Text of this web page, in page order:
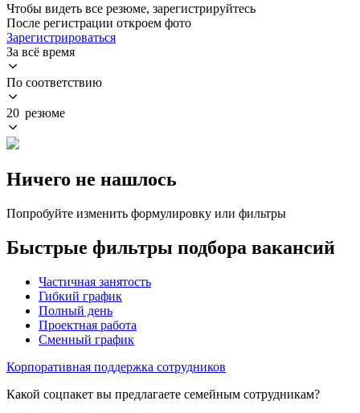
Чтобы видеть все резюме, зарегистрируйтесь
После регистрации откроем фото
Зарегистрироваться
За всё время
По соответствию
20 резюме
Ничего не нашлось
Попробуйте изменить формулировку или фильтры
Быстрые фильтры подбора вакансий
Частичная занятость
Гибкий график
Полный день
Проектная работа
Сменный график
Корпоративная поддержка сотрудников
Какой соцпакет вы предлагаете семейным сотрудникам?